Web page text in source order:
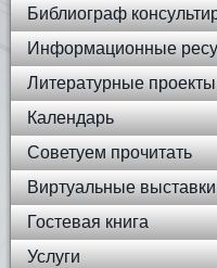
Библиограф
Информационные
Литературные проекты
Календарь
Советуем прочитать
Виртуальные выставки
Гостевая книга
Услуги